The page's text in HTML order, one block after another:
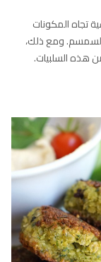
تجاه المكونات
ومع ذلك،
هذه السلبيات.